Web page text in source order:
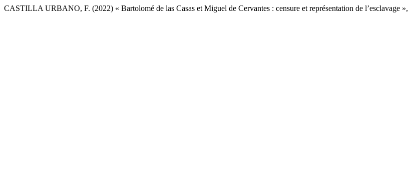
CASTILLA URBANO, F. (2022) « Bartolomé de las Casas et Miguel de Cervantes : censure et représentation de l’esclavage »,